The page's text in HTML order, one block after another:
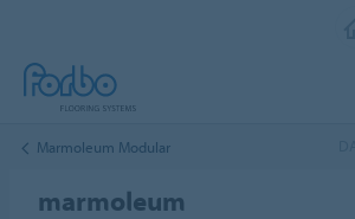
Marmoleum Modular
marmoleum